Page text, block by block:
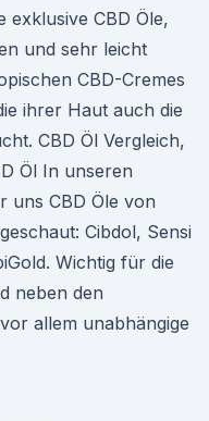
exklusive CBD Öle,
und sehr leicht
CBD-Cremes
ihrer Haut auch die
CBD Öl Vergleich,
Öl In unseren
uns CBD Öle von
Cibdol, Sensi
Wichtig für die
neben den
allem unabhängige